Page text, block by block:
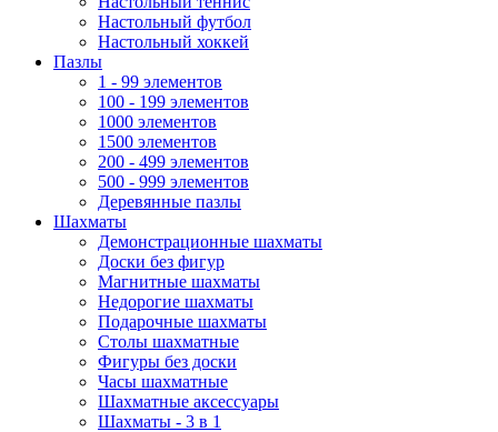
Настольный футбол
Настольный хоккей
Пазлы
1 - 99 элементов
100 - 199 элементов
1000 элементов
1500 элементов
200 - 499 элементов
500 - 999 элементов
Деревянные пазлы
Шахматы
Демонстрационные шахматы
Доски без фигур
Магнитные шахматы
Недорогие шахматы
Подарочные шахматы
Столы шахматные
Фигуры без доски
Часы шахматные
Шахматные аксессуары
Шахматы - 3 в 1